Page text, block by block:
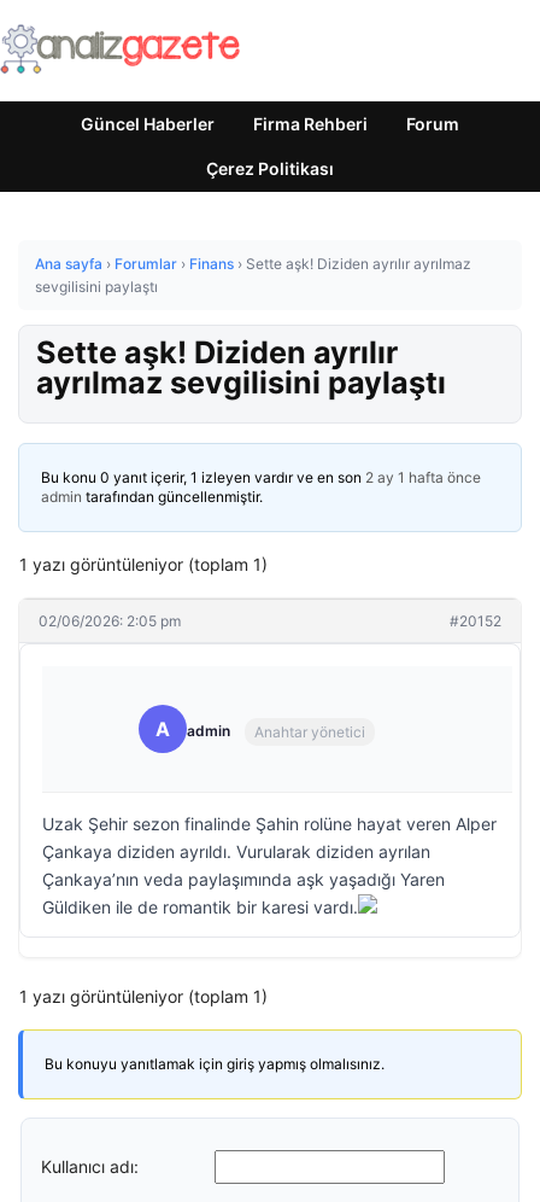
Güncel Haberler Firma Rehberi Forum
Çerez Politikası
Ana sayfa › Forumlar › Finans › Sette aşk! Diziden ayrılır ayrılmaz
sevgilisini paylaştı
Sette aşk! Diziden ayrılır
ayrılmaz sevgilisini paylaştı
Bu konu 0 yanıt içerir, 1 izleyen vardır ve en son 2 ay 1 hafta önce
admin tarafından güncellenmiştir.
1 yazı görüntüleniyor (toplam 1)
02/06/2026: 2:05 pm #20152
A admin Anahtar yönetici
Uzak Şehir sezon finalinde Şahin rolüne hayat veren Alper
Çankaya diziden ayrıldı. Vurularak diziden ayrılan
Çankaya’nın veda paylaşımında aşk yaşadığı Yaren
Güldiken ile de romantik bir karesi vardı.
1 yazı görüntüleniyor (toplam 1)
Bu konuyu yanıtlamak için giriş yapmış olmalısınız.
Kullanıcı adı: